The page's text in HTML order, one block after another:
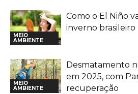
MEIO
AMBIENTE
Como o El Niño
inverno brasileiro
MEIO
AMBIENTE
Desmatamento
em 2025, com
recuperação